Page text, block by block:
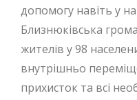
допомогу навіть у
Близнюківська
жителів у 98
внутрішньо
прихисток та всі